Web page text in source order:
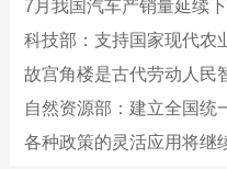
7月我国汽车产销量延续
科技部：支持国家现代农
故宫角楼是古代劳动人民
自然资源部：建立全国统
各种政策的灵活应用将继